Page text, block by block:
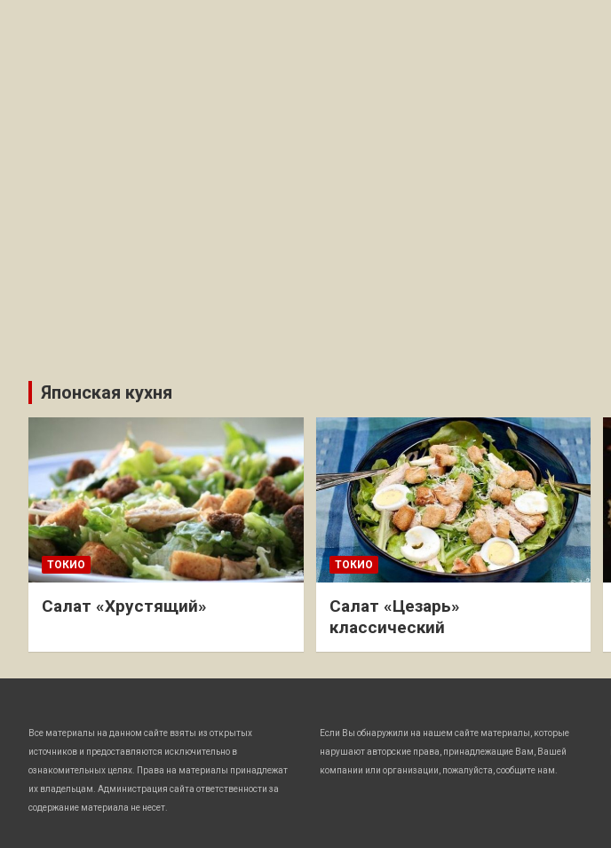
Японская кухня
ТОКИО
Салат «Хрустящий»
ТОКИО
Салат «Цезарь»
классический
Все материалы на данном сайте взяты из открытых
источников и предоставляются исключительно в
ознакомительных целях. Права на материалы принадлежат
их владельцам. Администрация сайта ответственности за
содержание материала не несет.
Если Вы обнаружили на нашем сайте материалы, которые
нарушают авторские права, принадлежащие Вам, Вашей
компании или организации, пожалуйста, сообщите нам.